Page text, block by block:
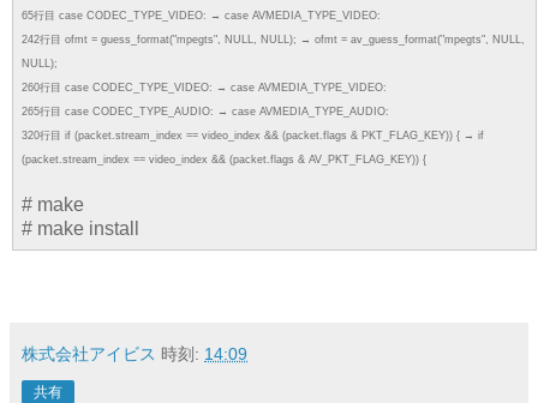
65行目 case CODEC_TYPE_VIDEO: → case AVMEDIA_TYPE_VIDEO:
242行目 ofmt = guess_format("mpegts", NULL, NULL); → ofmt = av_guess_format("mpegts", NULL,
NULL);
260行目 case CODEC_TYPE_VIDEO: → case AVMEDIA_TYPE_VIDEO:
265行目 case CODEC_TYPE_AUDIO: → case AVMEDIA_TYPE_AUDIO:
320行目 if (packet.stream_index == video_index && (packet.flags & PKT_FLAG_KEY)) { → if
(packet.stream_index == video_index && (packet.flags & AV_PKT_FLAG_KEY)) {
# make
# make install
株式会社アイビス 時刻: 14:09
共有